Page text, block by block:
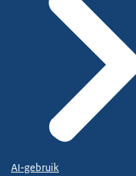
AI-gebruik